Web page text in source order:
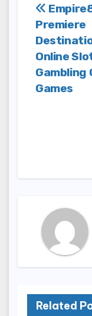
Post
Premiere
Online
Gambling
Games
Related